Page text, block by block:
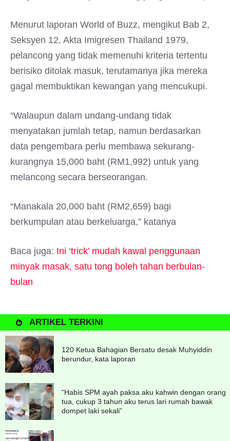
Menurut laporan World of Buzz, mengikut Bab 2,
Seksyen 12, Akta Imigresen Thailand 1979,
pelancong yang tidak memenuhi kriteria tertentu
berisiko ditolak masuk, terutamanya jika mereka
gagal membuktikan kewangan yang mencukupi.
“Walaupun dalam undang-undang tidak
menyatakan jumlah tetap, namun berdasarkan
data pengembara perlu membawa sekurang-
kurangnya 15,000 baht (RM1,992) untuk yang
melancong secara berseorangan.
“Manakala 20,000 baht (RM2,659) bagi
berkumpulan atau berkeluarga,” katanya
Baca juga: Ini ‘trick’ mudah kawal penggunaan
minyak masak, satu tong boleh tahan berbulan-
bulan
ARTIKEL TERKINI
120 Ketua Bahagian Bersatu desak Muhyiddin
berundur, kata laporan
“Habis SPM ayah paksa aku kahwin dengan orang
tua, cukup 3 tahun aku terus lari rumah bawak
dompet laki sekali”